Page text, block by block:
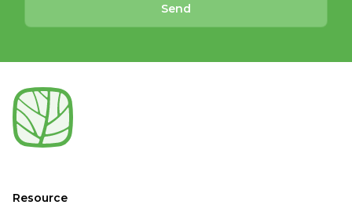
Send
Resource